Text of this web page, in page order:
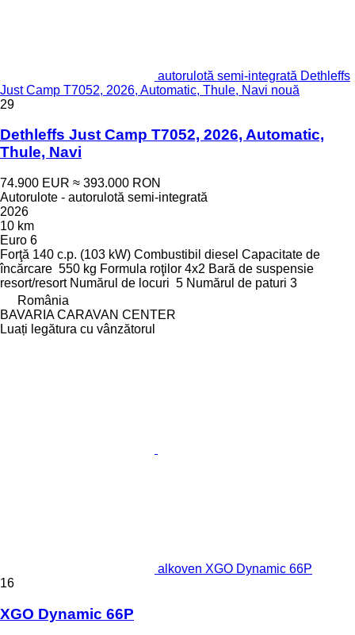
autorulotă semi-integrată Dethleffs
Just Camp T7052, 2026, Automatic, Thule, Navi nouă
29
Dethleffs Just Camp T7052, 2026, Automatic,
Thule, Navi
74.900 EUR ≈ 393.000 RON
Autorulote - autorulotă semi-integrată
2026
10 km
Euro 6
Forţă 140 c.p. (103 kW) Combustibil diesel Capacitate de
încărcare 550 kg Formula roţilor 4x2 Bară de suspensie
resort/resort Numărul de locuri 5 Numărul de paturi 3
România
BAVARIA CARAVAN CENTER
Luați legătura cu vânzătorul
alkoven XGO Dynamic 66P
16
XGO Dynamic 66P